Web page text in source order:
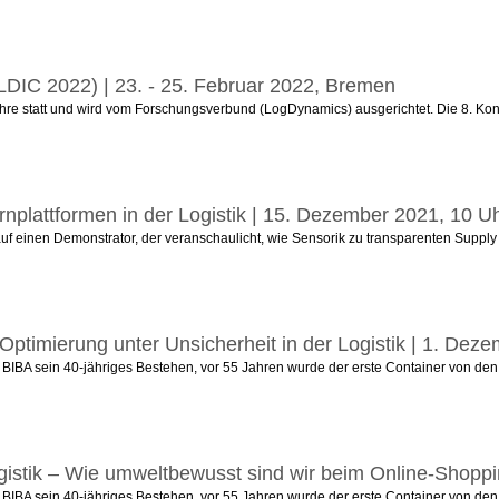
2022) | 23. - 25. Februar 2022, Bremen
statt und wird vom Forschungsverbund (LogDynamics) ausgerichtet. Die 8.
in der Logistik | 15. Dezember 2021, 10
einen Demonstrator, der veranschaulicht, wie Sensorik zu transparenten
unter Unsicherheit in der Logistik | 1.
sein 40-jähriges Bestehen, vor 55 Jahren wurde der erste Container von
– Wie umweltbewusst sind wir beim Online-